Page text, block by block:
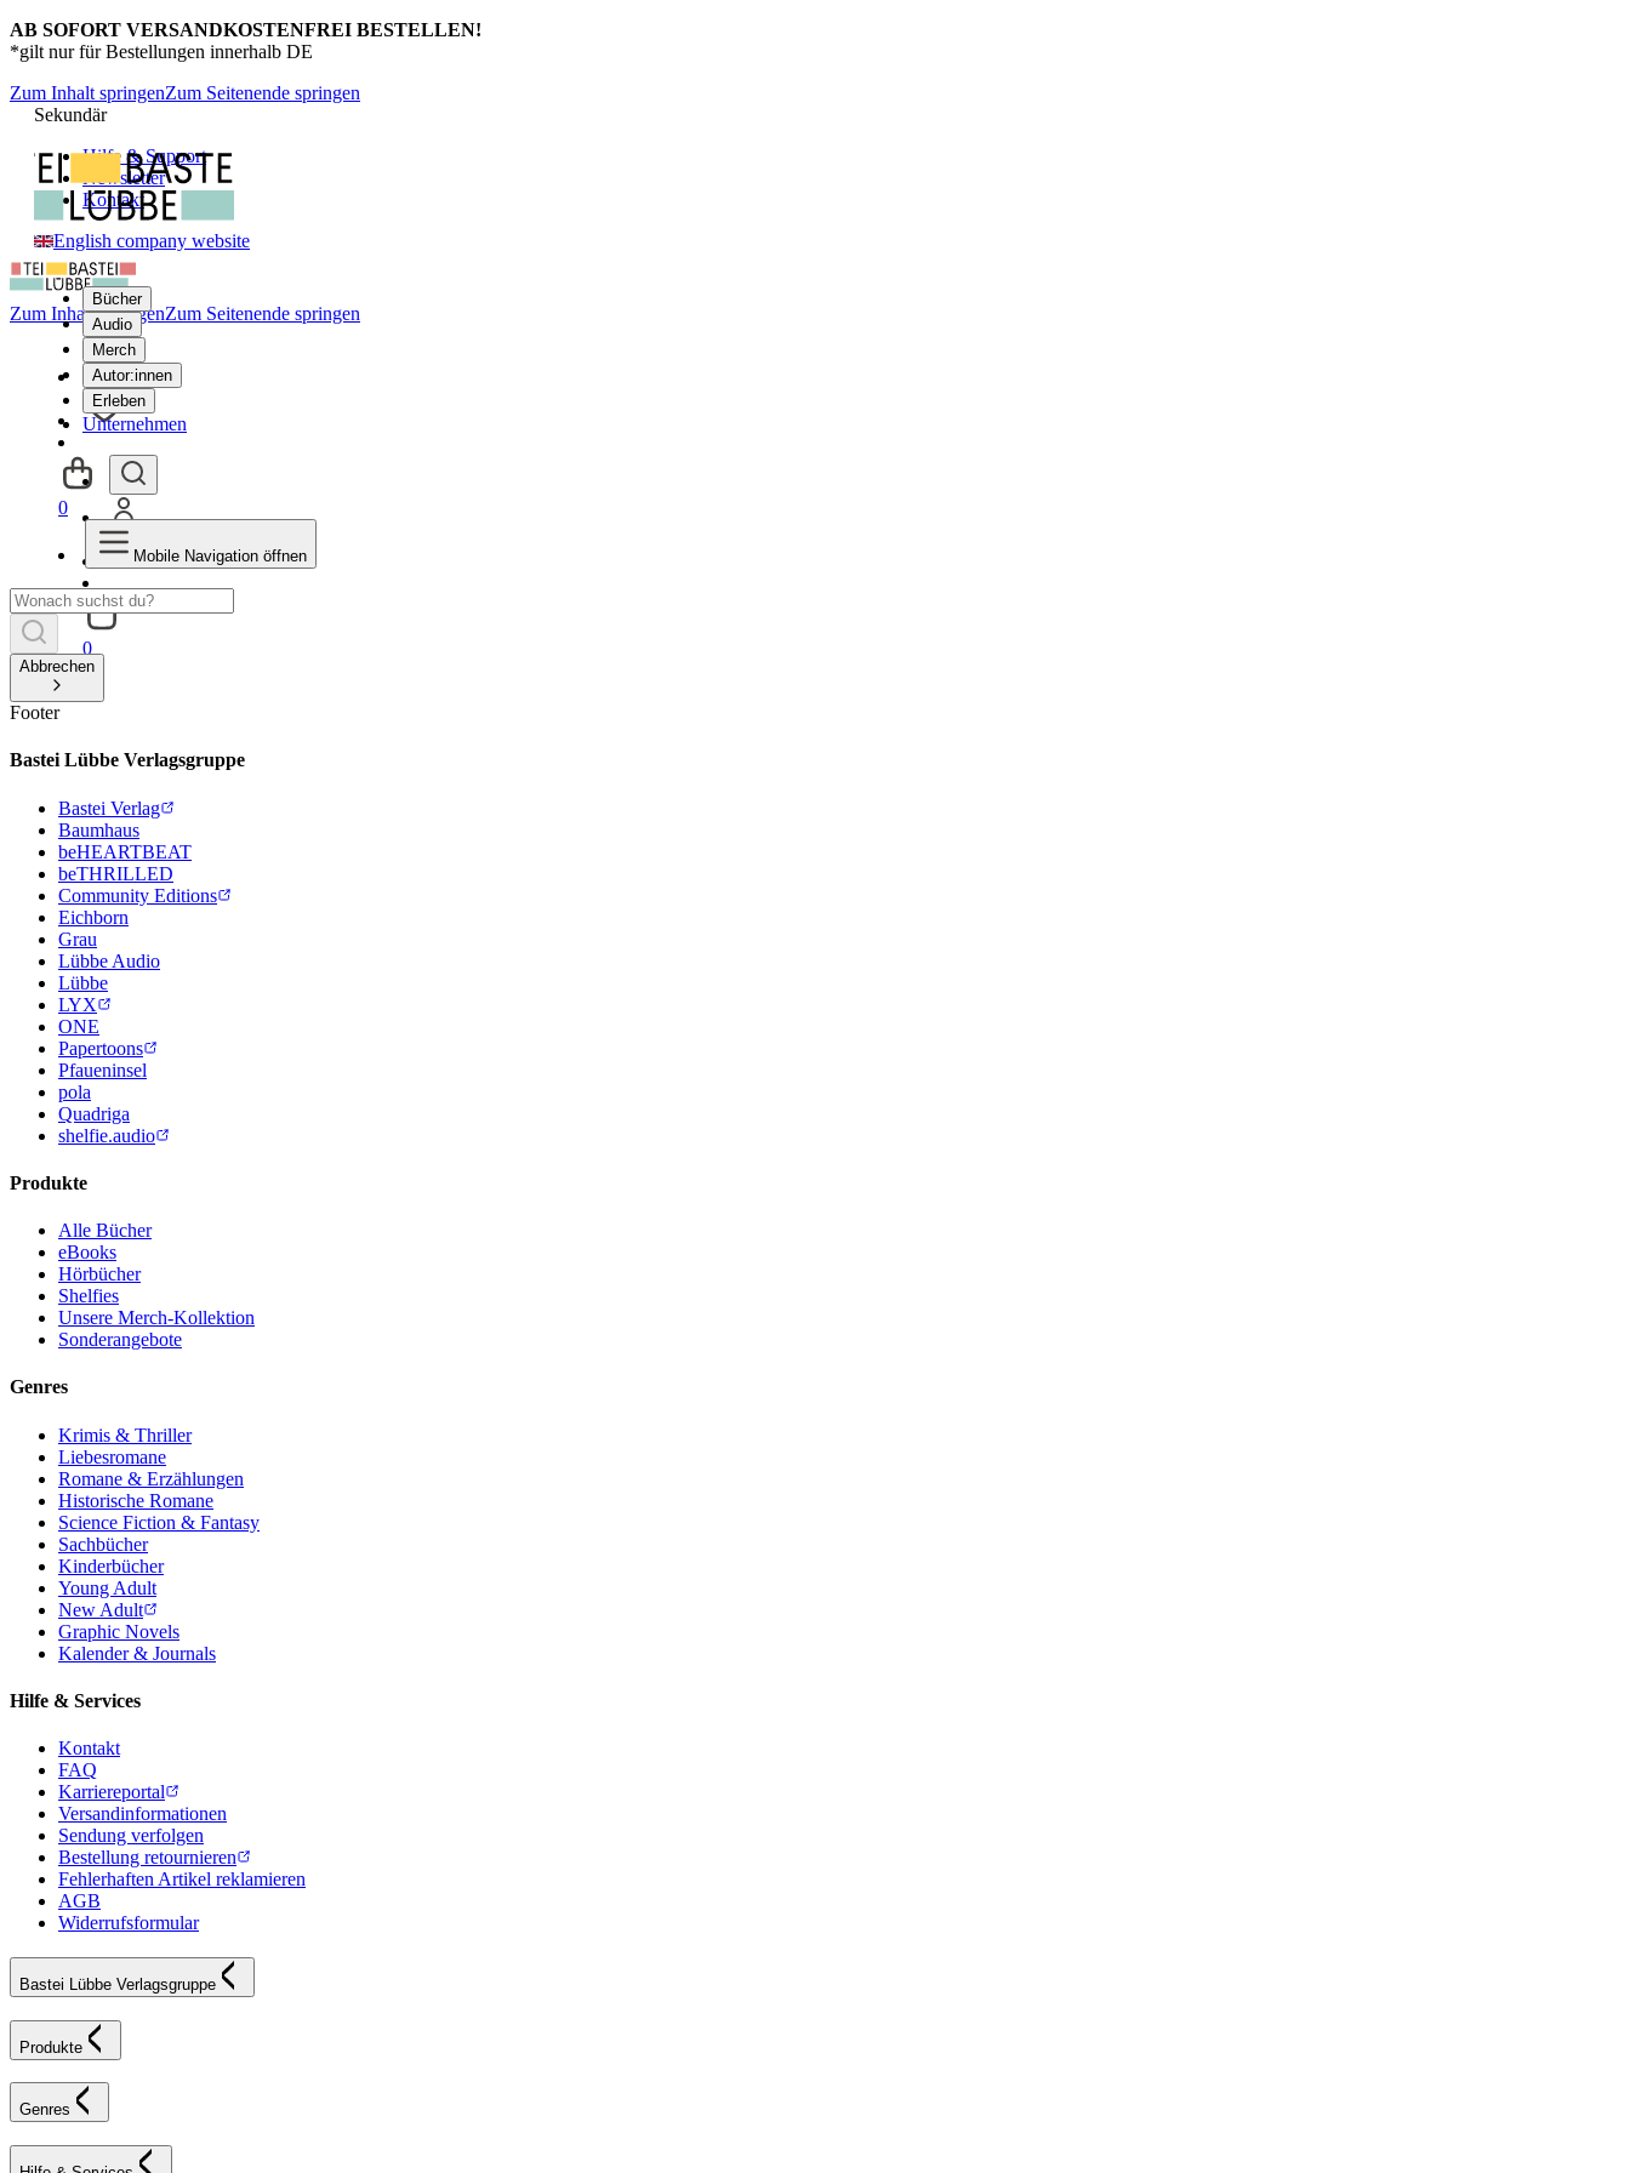
AB SOFORT VERSANDKOSTENFREI BESTELLEN!
*gilt nur für Bestellungen innerhalb DE
Zum Inhalt springenZum Seitenende springen
Sekundär
Hilfe & Support
Newsletter
Kontakt
English company website
Bücher
Audio
Merch
Autor:innen
Erleben
Unternehmen
0
Zum Inhalt springenZum Seitenende springen
0
Mobile Navigation öffnen
Abbrechen
Footer
Bastei Lübbe Verlagsgruppe
Bastei Verlag
Baumhaus
beHEARTBEAT
beTHRILLED
Community Editions
Eichborn
Grau
Lübbe Audio
Lübbe
LYX
ONE
Papertoons
Pfaueninsel
pola
Quadriga
shelfie.audio
Produkte
Alle Bücher
eBooks
Hörbücher
Shelfies
Unsere Merch-Kollektion
Sonderangebote
Genres
Krimis & Thriller
Liebesromane
Romane & Erzählungen
Historische Romane
Science Fiction & Fantasy
Sachbücher
Kinderbücher
Young Adult
New Adult
Graphic Novels
Kalender & Journals
Hilfe & Services
Kontakt
FAQ
Karriereportal
Versandinformationen
Sendung verfolgen
Bestellung retournieren
Fehlerhaften Artikel reklamieren
AGB
Widerrufsformular
Bastei Lübbe Verlagsgruppe
Produkte
Genres